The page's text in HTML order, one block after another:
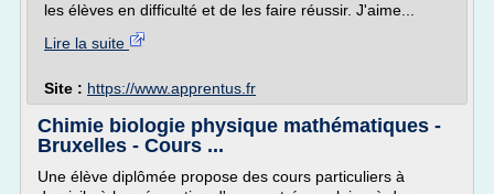
les élèves en difficulté et de les faire réussir. J'aime...
Lire la suite
Site : https://www.apprentus.fr
Chimie biologie physique mathématiques -
Bruxelles - Cours ...
Une élève diplômée propose des cours particuliers à